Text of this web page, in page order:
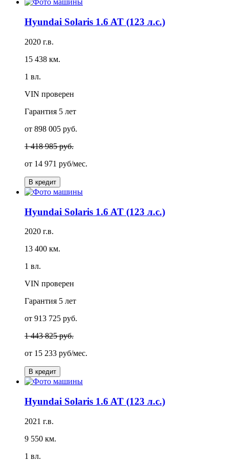
Hyundai Solaris 1.6 AT (123 л.с.)
2020 г.в.
15 438 км.
1 вл.
VIN проверен
Гарантия 5 лет
от 898 005 руб.
1 418 985 руб.
от 14 971 руб/мес.
В кредит
Hyundai Solaris 1.6 AT (123 л.с.)
2020 г.в.
13 400 км.
1 вл.
VIN проверен
Гарантия 5 лет
от 913 725 руб.
1 443 825 руб.
от 15 233 руб/мес.
В кредит
Hyundai Solaris 1.6 AT (123 л.с.)
2021 г.в.
9 550 км.
1 вл.